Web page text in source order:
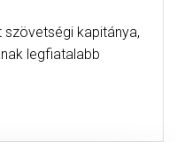
kapitánya,
legfiatalabb